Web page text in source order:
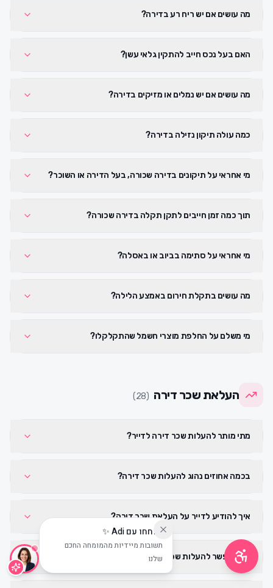
גודל טקסט 0
שוחחו עם Adi ✨
תשובות מיידיות מהמומחה החכם
שלנו
מה עושים אם יש ריח רע בדירה?
האם בעל נכס חייב להתקין גלאי עשן?
מה עושים אם יש נמלים או מזיקים בדירה?
כמה עולה תיקון נזילה בדירה?
מי אחראי על תיקונים בדירה שכורה, בעל הדירה או השוכר?
תוך כמה זמן חייבים לתקן תקלה בדירה שכורה?
מי אחראי על סתימה בביוב או באסלה?
מה עושים בתקלת חירום באמצע הלילה?
מי משלם על החלפת מוצרי חשמל שהתקלקלו?
העלאת שכר דירה (
28
)
מתי מותר להעלות שכר דירה לדייר?
בכמה אחוזים נהוג להעלות שכר דירה?
איך להודיע לדייר על העלאת שכר דירה?
האם אפשר להעלות שכר דירה באמצע חוזה?